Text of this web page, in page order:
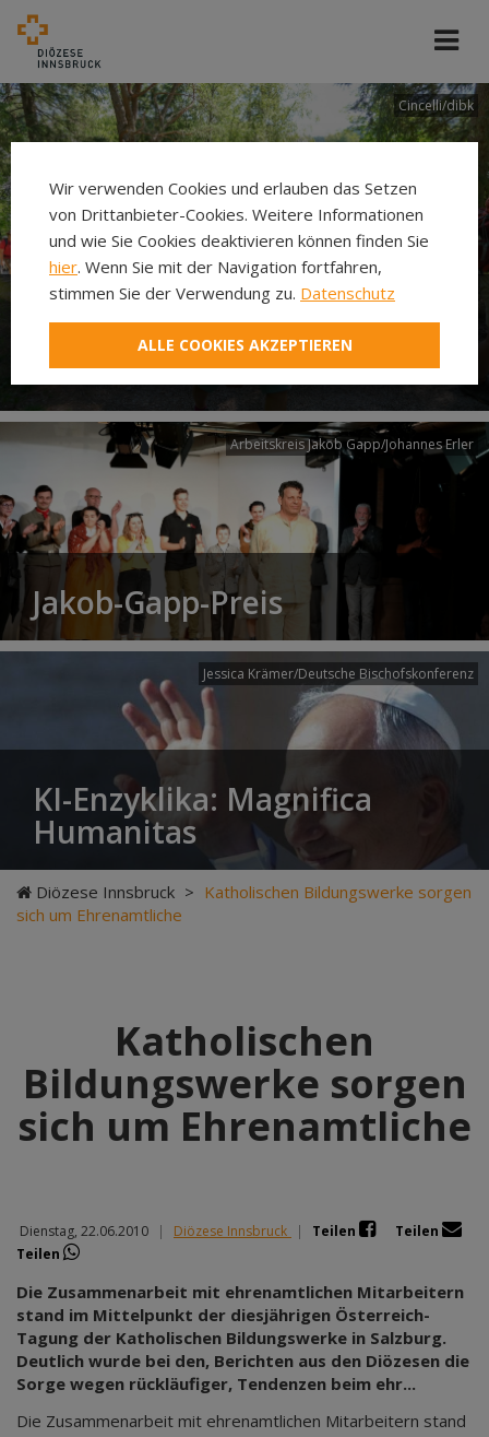
Cincelli/dibk
Neuer Pilgerweg Via
Laudato si’
Arbeitskreis Jakob Gapp/Johannes Erler
Jakob-Gapp-Preis
Jessica Krämer/Deutsche Bischofskonferenz
KI-Enzyklika: Magnifica
Humanitas
Diözese Innsbruck > Katholischen Bildungswerke sorgen
sich um Ehrenamtliche
Katholischen
Bildungswerke sorgen
sich um Ehrenamtliche
Dienstag, 22.06.2010 | Diözese Innsbruck | Teilen
Teilen
Teilen
Die Zusammenarbeit mit ehrenamtlichen Mitarbeitern
stand im Mittelpunkt der diesjährigen Österreich-
Tagung der Katholischen Bildungswerke in Salzburg.
Deutlich wurde bei den, Berichten aus den Diözesen die
Sorge wegen rückläufiger, Tendenzen beim ehr...
Die Zusammenarbeit mit ehrenamtlichen Mitarbeitern stand
Wir verwenden Cookies und erlauben das Setzen
von Drittanbieter-Cookies. Weitere Informationen
und wie Sie Cookies deaktivieren können finden Sie
hier. Wenn Sie mit der Navigation fortfahren,
stimmen Sie der Verwendung zu. Datenschutz
ALLE COOKIES AKZEPTIEREN